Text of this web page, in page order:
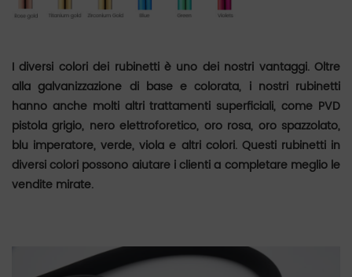
I diversi colori dei rubinetti è uno dei nostri vantaggi. Oltre
alla galvanizzazione di base e colorata, i nostri rubinetti
hanno anche molti altri trattamenti superficiali, come PVD
pistola grigio, nero elettroforetico, oro rosa, oro spazzolato,
blu imperatore, verde, viola e altri colori. Questi rubinetti in
diversi colori possono aiutare i clienti a completare meglio le
vendite mirate.